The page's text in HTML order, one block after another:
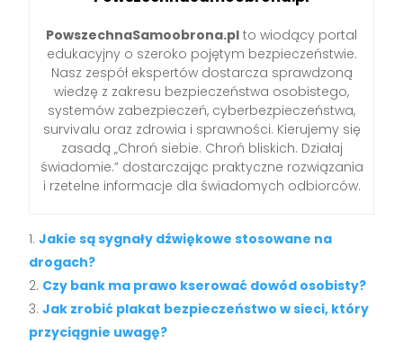
PowszechnaSamoobrona.pl to wiodący portal
edukacyjny o szeroko pojętym bezpieczeństwie.
Nasz zespół ekspertów dostarcza sprawdzoną
wiedzę z zakresu bezpieczeństwa osobistego,
systemów zabezpieczeń, cyberbezpieczeństwa,
survivalu oraz zdrowia i sprawności. Kierujemy się
zasadą „Chroń siebie. Chroń bliskich. Działaj
świadomie.” dostarczając praktyczne rozwiązania
i rzetelne informacje dla świadomych odbiorców.
Jakie są sygnały dźwiękowe stosowane na
drogach?
Czy bank ma prawo kserować dowód osobisty?
Jak zrobić plakat bezpieczeństwo w sieci, który
przyciągnie uwagę?